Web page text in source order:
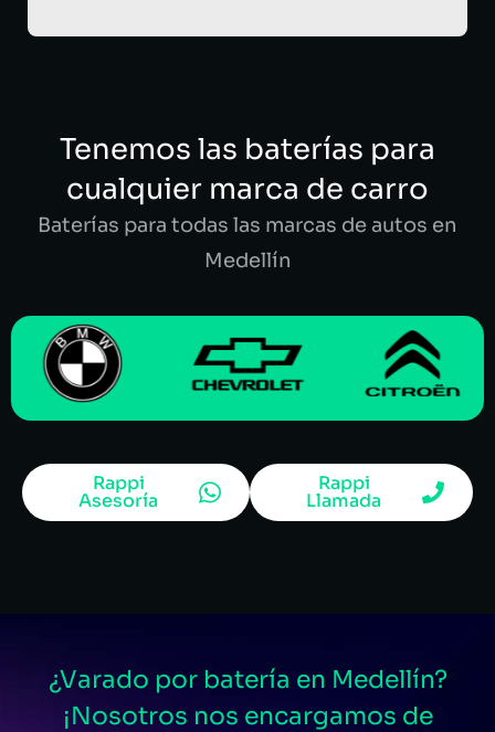
Tenemos las baterías para
cualquier marca de carro
Baterías para todas las marcas de autos en
Medellín
Rappi
Asesoría
Rappi
Llamada
¿Varado por batería en Medellín?
¡Nosotros nos encargamos de